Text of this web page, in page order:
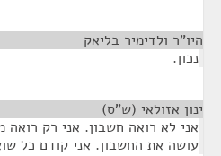
היו"ר ולדימיר בליאק
נכון.
ינון אזולאי (ש"ס)
אני לא רואה חשבון. אני רק רואה
עושה את החשבון. אני קודם כל